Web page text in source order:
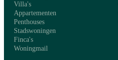
Villa's
Appartementen
Penthouses
Stadswoningen
Finca's
Woningmail